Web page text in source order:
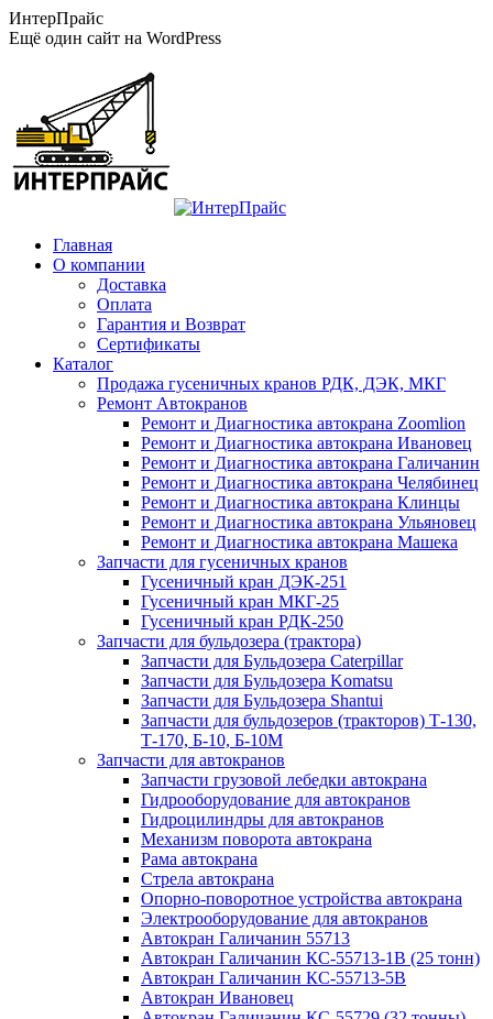
Перейти
к
ИнтерПрайс
Ещё один сайт на WordPress
Главная
О компании
Доставка
Оплата
Гарантия и Возврат
Сертификаты
Каталог
Продажа гусеничных кранов РДК, ДЭК, МКГ
Ремонт Автокранов
Ремонт и Диагностика автокрана Zoomlion
Ремонт и Диагностика автокрана Ивановец
Ремонт и Диагностика автокрана Галичанин
Ремонт и Диагностика автокрана Челябинец
Ремонт и Диагностика автокрана Клинцы
Ремонт и Диагностика автокрана Ульяновец
Ремонт и Диагностика автокрана Машека
Запчасти для гусеничных кранов
Гусеничный кран ДЭК-251
Гусеничный кран МКГ-25
Гусеничный кран РДК-250
Запчасти для бульдозера (трактора)
Запчасти для Бульдозера Caterpillar
Запчасти для Бульдозера Komatsu
Запчасти для Бульдозера Shantui
Запчасти для бульдозеров (тракторов) Т-130,
Т-170, Б-10, Б-10М
Запчасти для автокранов
Запчасти грузовой лебедки автокрана
Гидрооборудование для автокранов
Гидроцилиндры для автокранов
Механизм поворота автокрана
Рама автокрана
Стрела автокрана
Опорно-поворотное устройства автокрана
Электрооборудование для автокранов
Автокран Галичанин 55713
Автокран Галичанин КС-55713-1В (25 тонн)
Автокран Галичанин КС-55713-5В
Автокран Ивановец